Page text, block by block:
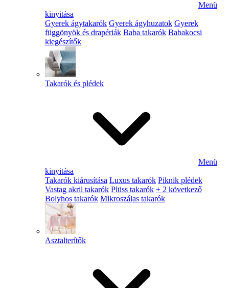
Menü
kinyitása
Gyerek ágytakarók Gyerek ágyhuzatok Gyerek
függönyök és drapériák Baba takarók Babakocsi
kiegészítők
Takarók és plédek
Menü
kinyitása
Takarók kiárusítása Luxus takarók Piknik plédek
Vastag akril takarók Plüss takarók + 2 következő
Bolyhos takarók Mikroszálas takarók
Asztalterítők